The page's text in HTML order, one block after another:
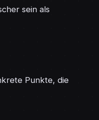
sein als
Punkte, die